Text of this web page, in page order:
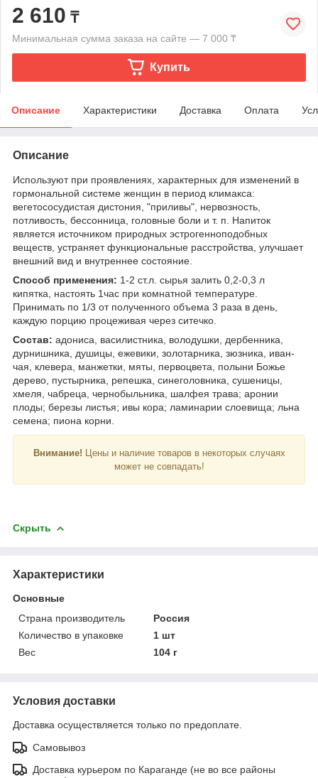
2 610 ₸
Минимальная сумма заказа на сайте — 7 000 ₸
Купить
Описание Характеристики Доставка Оплата
Описание
Используют при проявлениях, характерных для изменений в
гормональной системе женщин в период климакса:
вегетососудистая дистония, "приливы", нервозность,
потливость, бессонница, головные боли и т. п. Напиток
является источником природных эстрогенноподобных
веществ, устраняет функциональные расстройства, улучшает
внешний вид и внутреннее состояние.
Способ применения: 1-2 ст.л. сырья залить 0,2-0,3 л
кипятка, настоять 1час при комнатной температуре.
Принимать по 1/3 от полученного объема 3 раза в день,
каждую порцию процеживая через ситечко.
Состав: адониса, василистника, володушки, дербенника,
дурнишника, душицы, ежевики, золотарника, зюзника, иван-
чая, клевера, манжетки, мяты, первоцвета, полыни Божье
дерево, пустырника, репешка, синеголовника, сушеницы,
хмеля, чабреца, чернобыльника, шалфея трава; аронии
плоды; березы листья; ивы кора; ламинарии слоевища; льна
семена; пиона корни.
Внимание! Цены и наличие товаров в некоторых случаях
может не совпадать!
Скрыть
Характеристики
Основные
Страна производитель
Россия
Количество в упаковке
1 шт
Вес
104 г
Условия доставки
Доставка осуществляется только по предоплате.
Самовывоз
Доставка курьером по Караганде (не во все районы